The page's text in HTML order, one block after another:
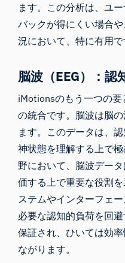
ます。この分析は、ユ
バックが得にくい場合
況において、特に有用で
脳波（EEG）：認
iMotionsのもう一つの要
の統合です。脳波は脳
ます。このデータは、
神状態を理解する上で
野において、脳波デー
価する上で重要な役割
ステムやインターフェ
必要な認知的負荷を回
保証され、ひいては効
ながります。